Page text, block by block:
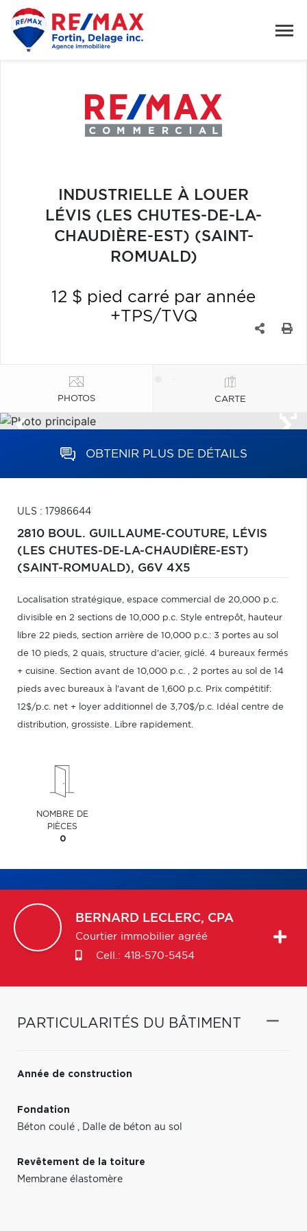
INDUSTRIELLE À LOUER
LÉVIS (LES CHUTES-DE-LA-
CHAUDIÈRE-EST) (SAINT-
ROMUALD)
12 $ pied carré par année
+TPS/TVQ
PHOTOS CARTE
OBTENIR PLUS DE DÉTAILS
ULS : 17986644
2810 BOUL. GUILLAUME-COUTURE, LÉVIS
(LES CHUTES-DE-LA-CHAUDIÈRE-EST)
(SAINT-ROMUALD), G6V 4X5
Localisation stratégique, espace commercial de 20,000 p.c.
divisible en 2 sections de 10,000 p.c. Style entrepôt, hauteur
libre 22 pieds, section arrière de 10,000 p.c.: 3 portes au sol
de 10 pieds, 2 quais, structure d'acier, giclé. 4 bureaux fermés
+ cuisine. Section avant de 10,000 p.c. , 2 portes au sol de 14
pieds avec bureaux à l'avant de 1,600 p.c. Prix compétitif:
12$/p.c. net + loyer additionnel de 3,70$/p.c. Idéal centre de
distribution, grossiste. Libre rapidement.
NOMBRE DE
PIÈCES
0
BERNARD LECLERC, CPA
Courtier immobilier agréé
Cell.: 418-570-5454
PARTICULARITÉS DU BÂTIMENT
Année de construction
Fondation
Béton coulé
Dalle de béton au sol
Revêtement de la toiture
Membrane élastomère